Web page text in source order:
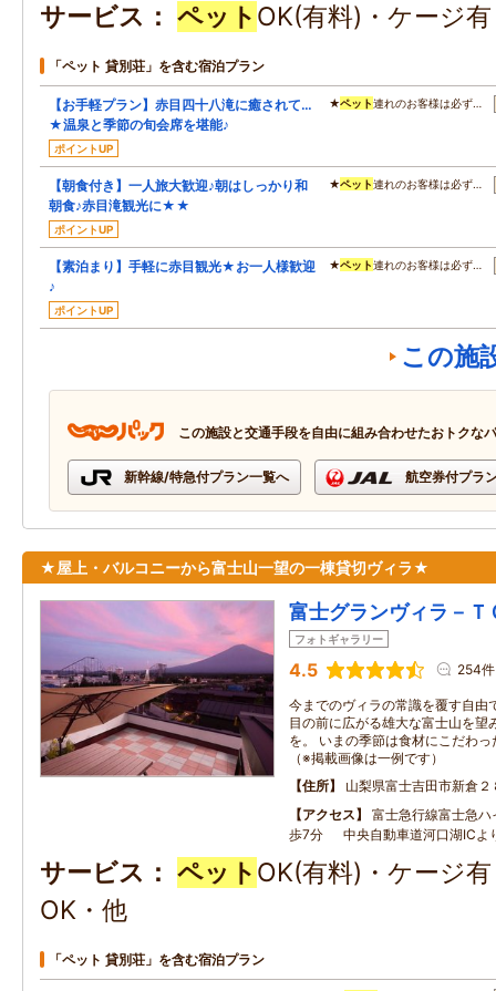
サービス ペット OK(有料)・ケージ
「ペット 貸別荘」を含む宿泊プラン
【お手軽プラン】赤目四十八滝に癒されて…
★温泉と季節の旬会席を堪能♪
ポイントUP
★ペット連れのお客様は必ず…
【朝食付き】一人旅大歓迎♪朝はしっかり和
朝食♪赤目滝観光に★★
ポイントUP
★ペット連れのお客様は必ず…
【素泊まり】手軽に赤目観光★お一人様歓迎
♪
ポイントUP
★ペット連れのお客様は必ず…
この施
この施設と交通手段を自由に組み合わせたおトクな
新幹線/特急付プラン一覧へ 航空券付プラ
★屋上・バルコニーから富士山一望の一棟貸切ヴィラ★
富士グランヴィラ－Ｔ
フォトギャラリー
4.5 254件
今までのヴィラの常識を覆す自由
目の前に広がる雄大な富士山を望
を。 いまの季節は食材にこだわ
（※掲載画像は一例です）
住所
山梨県富士吉田市新倉
アクセス
富士急行線富士急
歩7分 中央自動車道河口湖ICよ
サービス ペット OK(有料)・ケージ
OK・他
「ペット 貸別荘」を含む宿泊プラン